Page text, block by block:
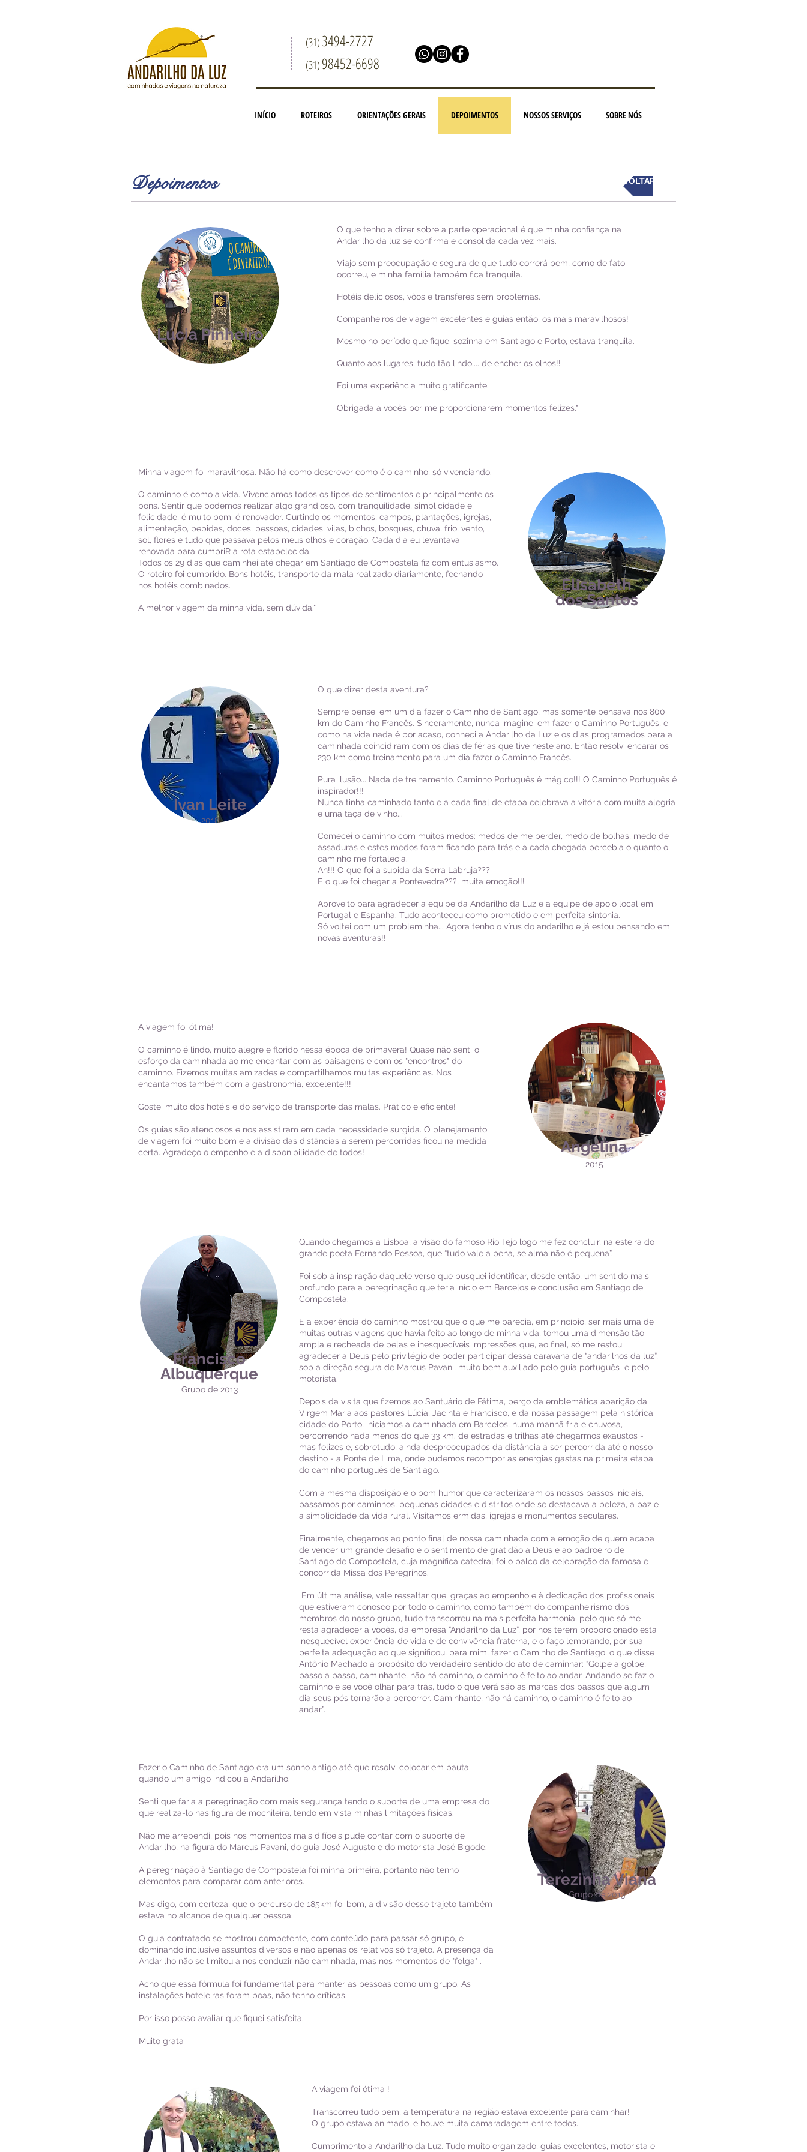
(31) 3494-2727
(31) 98452-6698
INÍCIO ROTEIROS ORIENTAÇÕES GERAIS DEPOIMENTOS NOSSOS SERVIÇOS SOBRE NÓS
Depoimentos VOLTAR
Lúcia Pinheiro
O que tenho a dizer sobre a parte operacional é que minha confiança na
Andarilho da luz se confirma e consolida cada vez mais.
Viajo sem preocupação e segura de que tudo correrá bem, como de fato
ocorreu, e minha família também fica tranquila.
Hotéis deliciosos, vôos e transferes sem problemas.
Companheiros de viagem excelentes e guias então, os mais maravilhosos!
Mesmo no período que fiquei sozinha em Santiago e Porto, estava tranquila.
Quanto aos lugares, tudo tão lindo.... de encher os olhos!!
Foi uma experiência muito gratificante.
Obrigada a vocês por me proporcionarem momentos felizes."
Minha viagem foi maravilhosa. Não há como descrever como é o caminho, só vivenciando.
O caminho é como a vida. Vivenciamos todos os tipos de sentimentos e principalmente os
bons. Sentir que podemos realizar algo grandioso, com tranquilidade, simplicidade e
felicidade, é muito bom, é renovador. Curtindo os momentos, campos, plantações, igrejas,
alimentação, bebidas, doces, pessoas, cidades, vilas, bichos, bosques, chuva, frio, vento,
sol, flores e tudo que passava pelos meus olhos e coração. Cada dia eu levantava
renovada para cumpriR a rota estabelecida.
Todos os 29 dias que caminhei até chegar em Santiago de Compostela fiz com entusiasmo.
O roteiro foi cumprido. Bons hotéis, transporte da mala realizado diariamente, fechando
nos hotéis combinados.
A melhor viagem da minha vida, sem dúvida."
Elisabeth
dos Santos
Ivan Leite
2018
O que dizer desta aventura?
Sempre pensei em um dia fazer o Caminho de Santiago, mas somente pensava nos 800
km do Caminho Francês. Sinceramente, nunca imaginei em fazer o Caminho Português, e
como na vida nada é por acaso, conheci a Andarilho da Luz e os dias programados para a
caminhada coincidiram com os dias de férias que tive neste ano. Então resolvi encarar os
230 km como treinamento para um dia fazer o Caminho Francês.
Pura ilusão... Nada de treinamento. Caminho Português é mágico!!! O Caminho Português é
inspirador!!!
Nunca tinha caminhado tanto e a cada final de etapa celebrava a vitória com muita alegria
e uma taça de vinho...
Comecei o caminho com muitos medos: medos de me perder, medo de bolhas, medo de
assaduras e estes medos foram ficando para trás e a cada chegada percebia o quanto o
caminho me fortalecia.
Ah!!! O que foi a subida da Serra Labruja???
E o que foi chegar a Pontevedra???, muita emoção!!!
Aproveito para agradecer a equipe da Andarilho da Luz e a equipe de apoio local em
Portugal e Espanha. Tudo aconteceu como prometido e em perfeita sintonia.
Só voltei com um probleminha... Agora tenho o vírus do andarilho e já estou pensando em
novas aventuras!!
A viagem foi ótima!
O caminho é lindo, muito alegre e florido nessa época de primavera! Quase não senti o
esforço da caminhada ao me encantar com as paisagens e com os "encontros" do
caminho. Fizemos muitas amizades e compartilhamos muitas experiências. Nos
encantamos também com a gastronomia, excelente!!!
Gostei muito dos hotéis e do serviço de transporte das malas. Prático e eficiente!
Os guias são atenciosos e nos assistiram em cada necessidade surgida. O planejamento
de viagem foi muito bom e a divisão das distâncias a serem percorridas ficou na medida
certa. Agradeço o empenho e a disponibilidade de todos!
Angelina
2015
Francisco
Albuquerque
Grupo de 2013
Quando chegamos a Lisboa, a visão do famoso Rio Tejo logo me fez concluir, na esteira do
grande poeta Fernando Pessoa, que “tudo vale a pena, se alma não é pequena”.
Foi sob a inspiração daquele verso que busquei identificar, desde então, um sentido mais
profundo para a peregrinação que teria início em Barcelos e conclusão em Santiago de
Compostela.
E a experiência do caminho mostrou que o que me parecia, em princípio, ser mais uma de
muitas outras viagens que havia feito ao longo de minha vida, tomou uma dimensão tão
ampla e recheada de belas e inesquecíveis impressões que, ao final, só me restou
agradecer a Deus pelo privilégio de poder participar dessa caravana de “andarilhos da luz”,
sob a direção segura de Marcus Pavani, muito bem auxiliado pelo guia português e pelo
motorista.
Depois da visita que fizemos ao Santuário de Fátima, berço da emblemática aparição da
Virgem Maria aos pastores Lúcia, Jacinta e Francisco, e da nossa passagem pela histórica
cidade do Porto, iniciamos a caminhada em Barcelos, numa manhã fria e chuvosa,
percorrendo nada menos do que 33 km. de estradas e trilhas até chegarmos exaustos -
mas felizes e, sobretudo, ainda despreocupados da distância a ser percorrida até o nosso
destino - a Ponte de Lima, onde pudemos recompor as energias gastas na primeira etapa
do caminho português de Santiago.
Com a mesma disposição e o bom humor que caracterizaram os nossos passos iniciais,
passamos por caminhos, pequenas cidades e distritos onde se destacava a beleza, a paz e
a simplicidade da vida rural. Visitamos ermidas, igrejas e monumentos seculares.
Finalmente, chegamos ao ponto final de nossa caminhada com a emoção de quem acaba
de vencer um grande desafio e o sentimento de gratidão a Deus e ao padroeiro de
Santiago de Compostela, cuja magnífica catedral foi o palco da celebração da famosa e
concorrida Missa dos Peregrinos.
Em última análise, vale ressaltar que, graças ao empenho e à dedicação dos profissionais
que estiveram conosco por todo o caminho, como também do companheirismo dos
membros do nosso grupo, tudo transcorreu na mais perfeita harmonia, pelo que só me
resta agradecer a vocês, da empresa “Andarilho da Luz”, por nos terem proporcionado esta
inesquecível experiência de vida e de convivência fraterna, e o faço lembrando, por sua
perfeita adequação ao que significou, para mim, fazer o Caminho de Santiago, o que disse
Antônio Machado a propósito do verdadeiro sentido do ato de caminhar: “Golpe a golpe,
passo a passo, caminhante, não há caminho, o caminho é feito ao andar. Andando se faz o
caminho e se você olhar para trás, tudo o que verá são as marcas dos passos que algum
dia seus pés tornarão a percorrer. Caminhante, não há caminho, o caminho é feito ao
andar”.
Fazer o Caminho de Santiago era um sonho antigo até que resolvi colocar em pauta
quando um amigo indicou a Andarilho.
Senti que faria a peregrinação com mais segurança tendo o suporte de uma empresa do
que realiza-lo nas figura de mochileira, tendo em vista minhas limitações físicas.
Não me arrependi, pois nos momentos mais difíceis pude contar com o suporte de
Andarilho, na figura do Marcus Pavani, do guia José Augusto e do motorista José Bigode.
A peregrinação à Santiago de Compostela foi minha primeira, portanto não tenho
elementos para comparar com anteriores.
Mas digo, com certeza, que o percurso de 185km foi bom, a divisão desse trajeto também
estava no alcance de qualquer pessoa.
O guia contratado se mostrou competente, com conteúdo para passar só grupo, e
dominando inclusive assuntos diversos e não apenas os relativos só trajeto. A presença da
Andarilho não se limitou a nos conduzir não caminhada, mas nos momentos de "folga" .
Acho que essa fórmula foi fundamental para manter as pessoas como um grupo. As
instalações hoteleiras foram boas, não tenho críticas.
Por isso posso avaliar que fiquei satisfeita.
Muito grata
Terezinha Viana
Grupo de 2013
A viagem foi ótima !
Transcorreu tudo bem, a temperatura na região estava excelente para caminhar!
O grupo estava animado, e houve muita camaradagem entre todos.
Cumprimento a Andarilho da Luz. Tudo muito organizado, guias excelentes, motorista e